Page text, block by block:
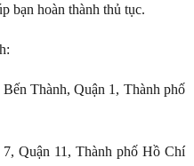
bạn hoàn thành thủ tục.
Thành, Quận 1, Thành phố
Quận 11, Thành phố Hồ Chí